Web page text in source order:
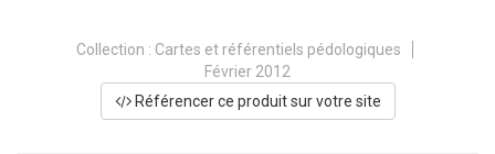
Collection : Cartes et référentiels pédologiques
Février 2012
Référencer ce produit sur votre site